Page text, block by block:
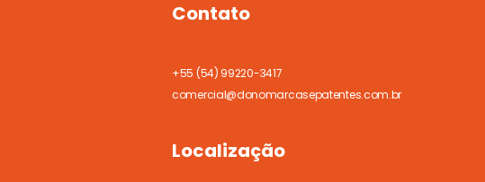
Contato
+55 (54) 99220-3417
comercial@donomarcasepatentes.com.br
Localização